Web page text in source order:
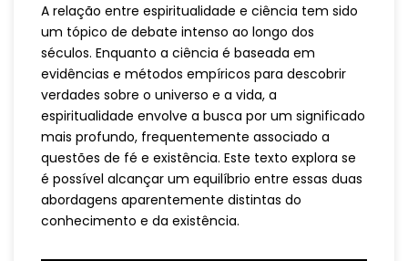
A relação entre espiritualidade e ciência tem sido
um tópico de debate intenso ao longo dos
séculos. Enquanto a ciência é baseada em
evidências e métodos empíricos para descobrir
verdades sobre o universo e a vida, a
espiritualidade envolve a busca por um significado
mais profundo, frequentemente associado a
questões de fé e existência. Este texto explora se
é possível alcançar um equilíbrio entre essas duas
abordagens aparentemente distintas do
conhecimento e da existência.